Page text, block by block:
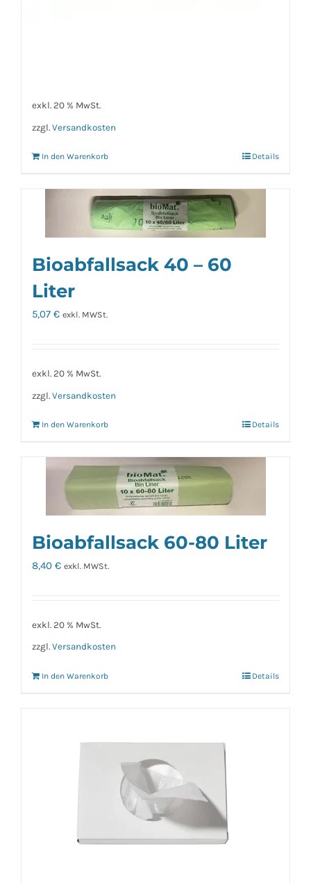
exkl. 20 % MwSt.
zzgl. Versandkosten
In den Warenkorb Details
Bioabfallsack 40 – 60
Liter
5,07 € exkl. MWSt.
exkl. 20 % MwSt.
zzgl. Versandkosten
In den Warenkorb Details
Bioabfallsack 60-80 Liter
8,40 € exkl. MWSt.
exkl. 20 % MwSt.
zzgl. Versandkosten
In den Warenkorb Details